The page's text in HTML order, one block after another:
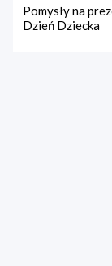
Pomysły na
Dzień Dziecka